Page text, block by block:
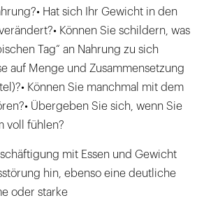
Hat sich Ihr Gewicht in den
Können Sie schildern, was
Tag“ an Nahrung zu sich
auf Menge und Zusammensetzung
Können Sie manchmal mit dem
Übergeben Sie sich, wenn Sie
voll fühlen?
mit Essen und Gewicht
hin, ebenso eine deutliche
oder starke